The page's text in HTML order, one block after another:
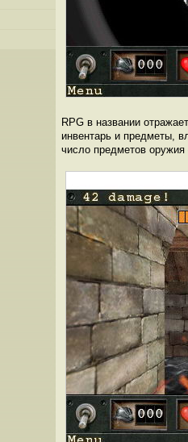
RPG в названии
инвентарь и предметы,
число предметов оружия